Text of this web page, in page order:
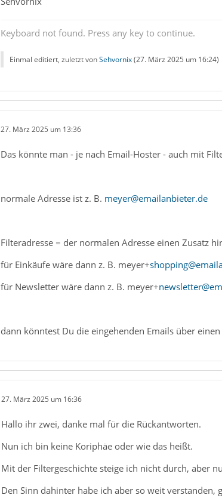
Keyboard not found. Press any key to continue.
Einmal editiert, zuletzt vonSehvornix(27. März 2025 um 16:24)
27. März 2025 um 13:36
Das könnte man - je nach Email-Hoster - auch mit
normale Adresse ist z. B. meyer@emailanbieter.de
Filteradresse = der normalen Adresse einen Zusatz
für Einkäufe wäre dann z. B. meyer+
für Newsletter wäre dann z. B. meyer+
dann könntest Du die eingehenden Emails über
27. März 2025 um 16:36
Hallo ihr zwei, danke mal für die Rückantworten.
Nun ich bin keine Koriphäe oder wie das heißt.
Mit der Filtergeschichte steige ich nicht durch, aber
Den Sinn dahinter habe ich aber so weit verstanden,